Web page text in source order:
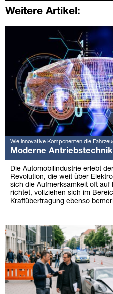
Weitere Artikel:
Wie innovative Komponenten die
Moderne Antriebstechnik
Die Automobilindustrie erlebt
Revolution, die weit über
sich die Aufmerksamkeit oft
richtet, vollziehen sich im
Kraftübertragung ebenso